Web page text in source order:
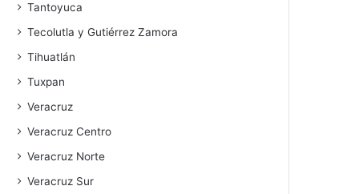
Tantoyuca
Tecolutla y Gutiérrez Zamora
Tihuatlán
Tuxpan
Veracruz
Veracruz Centro
Veracruz Norte
Veracruz Sur